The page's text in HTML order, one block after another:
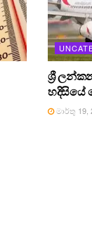
ශ්‍රී
හදිසියේ
මාර්තු 19,